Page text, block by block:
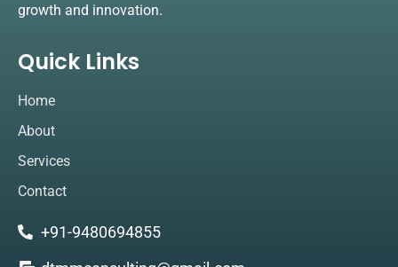
growth and innovation.
Quick Links
Home
About
Services
Contact
+91-9480694855